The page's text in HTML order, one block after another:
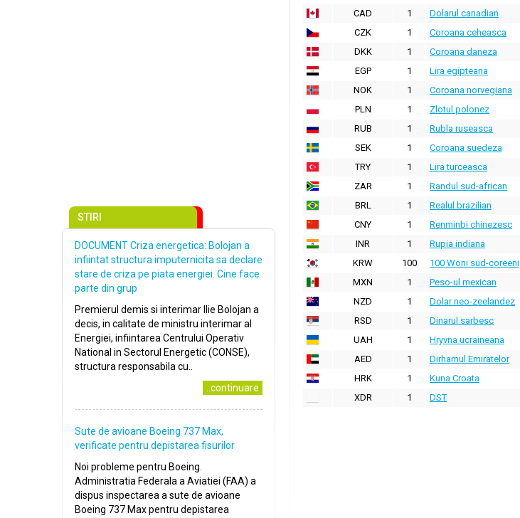
CAD
1 Dolarul canadian
CZK
1 Coroana ceheasca
DKK
1 Coroana daneza
EGP
1 Lira egipteana
NOK
1 Coroana norvegiana
PLN
1 Zlotul polonez
RUB
1 Rubla ruseasca
SEK
1 Coroana suedeza
TRY
1 Lira turceasca
ZAR
1 Randul sud-african
BRL
1 Realul brazilian
CNY
1 Renminbi chinezesc
INR
1 Rupia indiana
KRW
100 100 Woni sud-coreeni
MXN
1 Peso-ul mexican
NZD
1 Dolar neo-zeelandez
RSD
1 Dinarul sarbesc
UAH
1 Hryvna ucraineana
AED
1 Dirhamul Emiratelor
HRK
1 Kuna Croata
XDR
1 DST
STIRI
DOCUMENT Criza energetica: Bolojan a
infiintat structura imputernicita sa declare
stare de criza pe piata energiei. Cine face
parte din grup
Premierul demis si interimar Ilie Bolojan a
decis, in calitate de ministru interimar al
Energiei, infiintarea Centrului Operativ
National in Sectorul Energetic (CONSE),
structura responsabila cu..
..continuare
Sute de avioane Boeing 737 Max,
verificate pentru depistarea fisurilor
Noi probleme pentru Boeing.
Administratia Federala a Aviatiei (FAA) a
dispus inspectarea a sute de avioane
Boeing 737 Max pentru depistarea